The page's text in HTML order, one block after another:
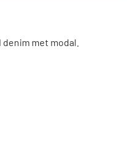
met modal.